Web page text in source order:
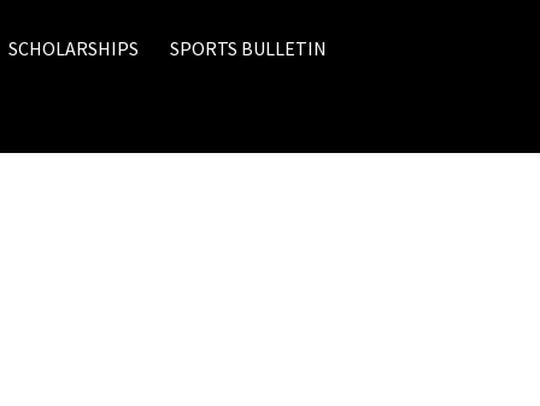
SCHOLARSHIPS SPORTS BULLETIN